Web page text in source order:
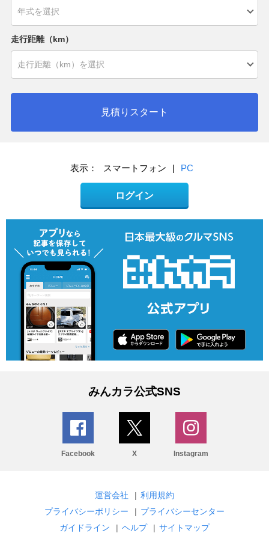
走行距離（km）
見積りスタート
表示： スマートフォン | PC
ログイン
みんカラ公式SNS
Facebook X Instagram
運営会社 | 利用規約
プライバシーポリシー
| プライバシーセンター
ガイドライン
| ヘルプ | サイトマップ